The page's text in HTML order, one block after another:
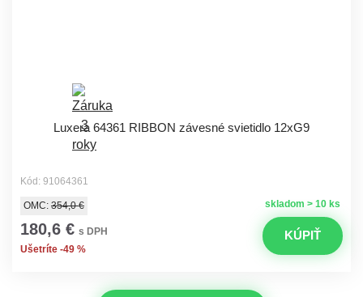
Luxera 64361 RIBBON závesné svietidlo 12xG9
Kód: 91064361
skladom > 10 ks
OMC: 354,0 €
180,6 € s DPH
Ušetríte -49 %
KÚPIŤ